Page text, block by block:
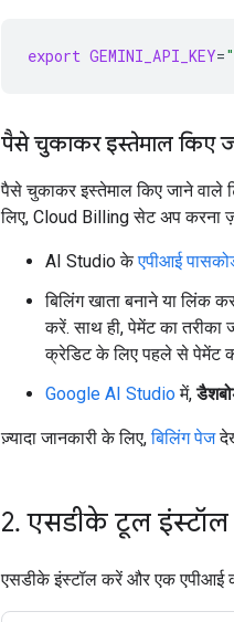
export GEMINI_API_KEY=
पैसे चुकाकर इस्तेमाल किए
पैसे चुकाकर इस्तेमाल किए जाने वाले
लिए, Cloud Billing सेट अप करना
AI Studio केएपीआई
बिलिंग खाता बनाने या लिंक
करें. साथ ही, पेमेंट का
क्रेडिट के लिए पहले से पेमेंट
Google AI Studioमें,
ज़्यादा जानकारी के लिए,बिलिंग पेज
2. एसडीके टूल
एसडीके इंस्टॉल करें और एक एपीआई